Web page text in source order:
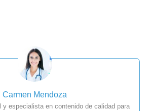
Carmen Mendoza
y especialista en contenido de calidad para